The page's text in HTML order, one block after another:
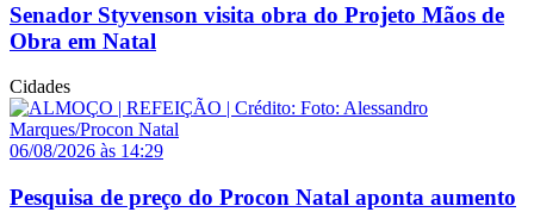
Senador Styvenson visita obra do Projeto Mãos de
Obra em Natal
Cidades
06/08/2026 às 14:29
Pesquisa de preço do Procon Natal aponta aumento